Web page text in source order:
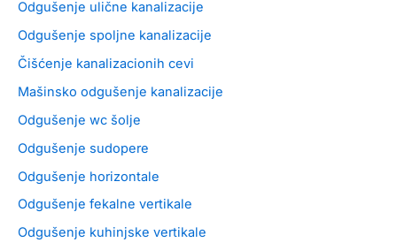
Odgušenje ulične kanalizacije
Odgušenje spoljne kanalizacije
Čišćenje kanalizacionih cevi
Mašinsko odgušenje kanalizacije
Odgušenje wc šolje
Odgušenje sudopere
Odgušenje horizontale
Odgušenje fekalne vertikale
Odgušenje kuhinjske vertikale